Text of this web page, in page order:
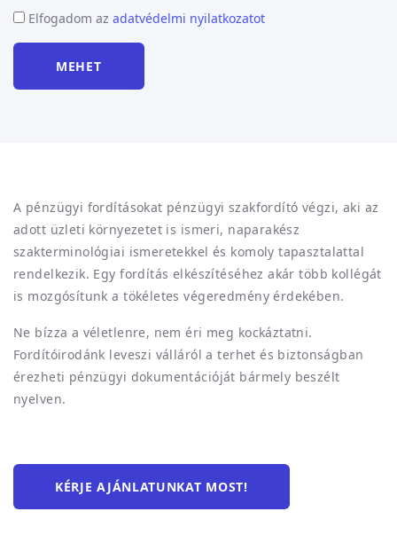
Elfogadom az adatvédelmi nyilatkozatot
MEHET
A pénzügyi fordításokat pénzügyi szakfordító végzi, aki az
adott üzleti környezetet is ismeri, naparakész
szakterminológiai ismeretekkel és komoly tapasztalattal
rendelkezik. Egy fordítás elkészítéséhez akár több kollégát
is mozgósítunk a tökéletes végeredmény érdekében.
Ne bízza a véletlenre, nem éri meg kockáztatni.
Fordítóirodánk leveszi válláról a terhet és biztonságban
érezheti pénzügyi dokumentációját bármely beszélt
nyelven.
KÉRJE AJÁNLATUNKAT MOST!